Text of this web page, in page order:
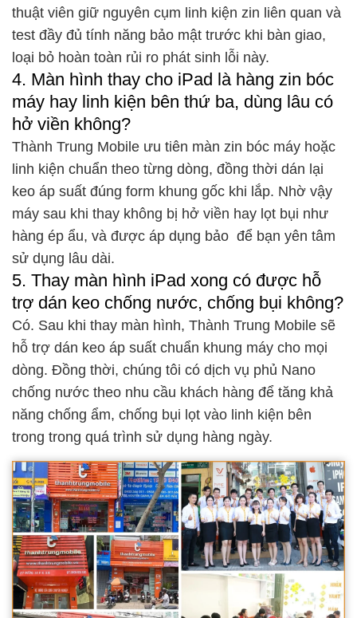
thuật viên giữ nguyên cụm linh kiện zin liên quan và
test đầy đủ tính năng bảo mật trước khi bàn giao,
loại bỏ hoàn toàn rủi ro phát sinh lỗi này.
4. Màn hình thay cho iPad là hàng zin bóc
máy hay linh kiện bên thứ ba, dùng lâu có
hở viền không?
Thành Trung Mobile ưu tiên màn zin bóc máy hoặc
linh kiện chuẩn theo từng dòng, đồng thời dán lại
keo áp suất đúng form khung gốc khi lắp. Nhờ vậy
máy sau khi thay không bị hở viền hay lọt bụi như
hàng ép ẩu, và được áp dụng bảo để bạn yên tâm
sử dụng lâu dài.
5. Thay màn hình iPad xong có được hỗ
trợ dán keo chống nước, chống bụi không?
Có. Sau khi thay màn hình, Thành Trung Mobile sẽ
hỗ trợ dán keo áp suất chuẩn khung máy cho mọi
dòng. Đồng thời, chúng tôi có dịch vụ phủ Nano
chống nước theo nhu cầu khách hàng để tăng khả
năng chống ẩm, chống bụi lọt vào linh kiện bên
trong trong quá trình sử dụng hàng ngày.